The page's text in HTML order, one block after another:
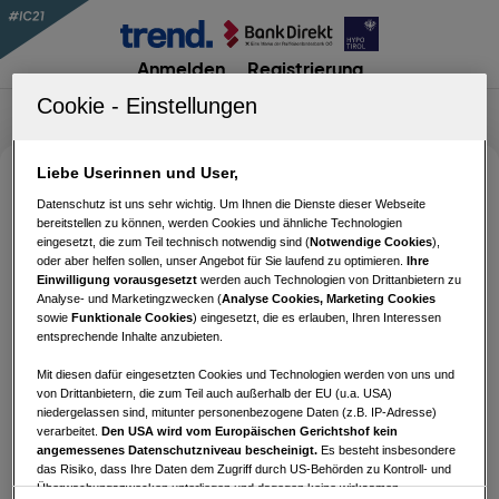
Anmelden Registrierung
#IC21 Phase 3 – Quiz 6
Für die Teilnahme an diesem Quiz musst du
angemeldet sein.
Benutzername oder E-Mail-Adresse
Passwort
Liebe Userinnen und User,
Datenschutz ist uns sehr wichtig. Um Ihnen die Dienste dieser Webseite
bereitstellen zu können, werden Cookies und ähnliche Technologien
eingesetzt, die zum Teil technisch notwendig sind (Notwendige Cookies),
oder aber helfen sollen, unser Angebot für Sie laufend zu optimieren.
Ihre
Einwilligung vorausgesetzt werden auch Technologien von Drittanbietern zu
Analyse- und Marketingzwecken (Analyse Cookies, Marketing Cookies
sowie Funktionale Cookies) eingesetzt, die es erlauben, Ihren Interessen
entsprechende Inhalte anzubieten.
Mit diesen dafür eingesetzten Cookies und Technologien werden von uns und
von Drittanbietern, die zum Teil auch außerhalb der EU (u.a. USA)
niedergelassen sind, mitunter personenbezogene Daten (z.B. IP-Adresse)
verarbeitet. Den USA wird vom Europäischen Gerichtshof kein
angemessenes Datenschutzniveau bescheinigt. Es besteht insbesondere
das Risiko, dass Ihre Daten dem Zugriff durch US-Behörden zu Kontroll- und
Überwachungszwecken unterliegen und dagegen keine wirksamen